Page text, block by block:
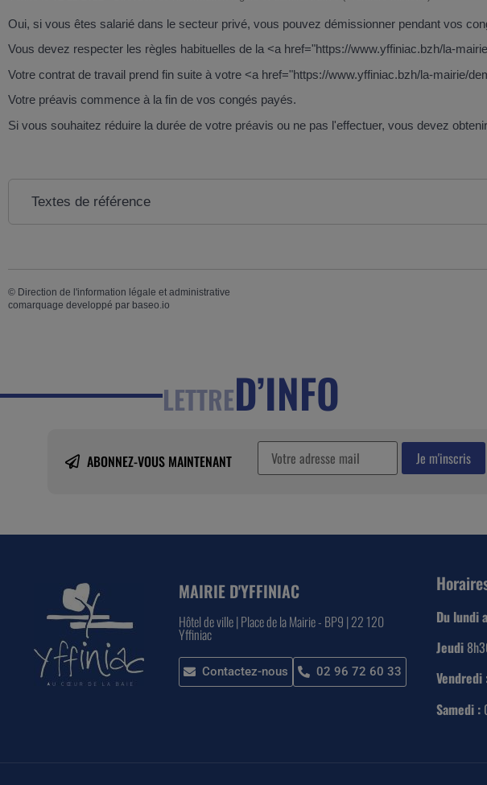
Oui, si vous êtes salarié dans le secteur privé, vous pouvez démissionner pendant vos
Vous devez respecter les règles habituelles de la <a href="https://www.yffiniac.bzh/la-
Votre contrat de travail prend fin suite à votre <a href="https://www.yffiniac.bzh/la-mairie/
Votre préavis commence à la fin de vos congés payés.
Si vous souhaitez réduire la durée de votre préavis ou ne pas l'effectuer, vous devez
Textes de référence
© Direction de l'information légale et administrative
comarquage developpé par baseo.io
LETTRED’INFO
ABONNEZ-VOUS MAINTENANT
MAIRIE D'YFFINIAC
Hôtel de ville | Place de la Mairie - BP9 | 22 120
Yffiniac
Contactez-nous 02 96 72 60 33
Du lundi
Jeudi
Vendredi
Samedi :